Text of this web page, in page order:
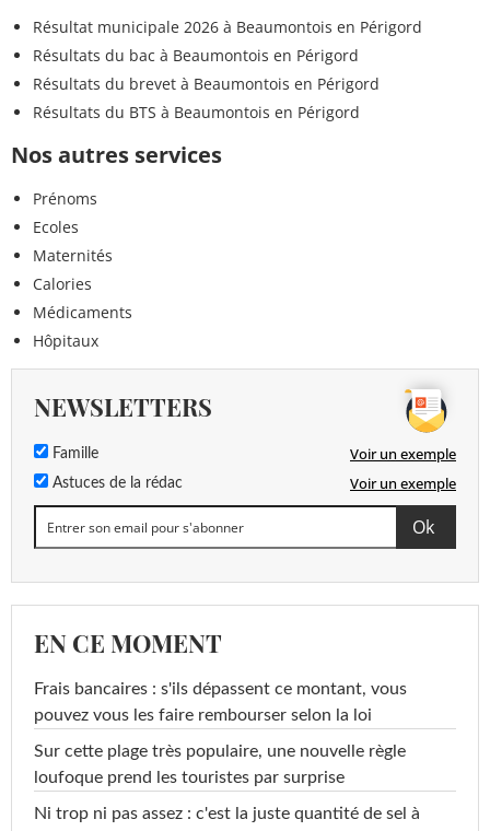
Résultat municipale 2026 à Beaumontois en Périgord
Résultats du bac à Beaumontois en Périgord
Résultats du brevet à Beaumontois en Périgord
Résultats du BTS à Beaumontois en Périgord
Nos autres services
Prénoms
Ecoles
Maternités
Calories
Médicaments
Hôpitaux
NEWSLETTERS
Famille Voir un exemple
Astuces de la rédac Voir un exemple
EN CE MOMENT
Frais bancaires : s'ils dépassent ce montant, vous
pouvez vous les faire rembourser selon la loi
Sur cette plage très populaire, une nouvelle règle
loufoque prend les touristes par surprise
Ni trop ni pas assez : c'est la juste quantité de sel à